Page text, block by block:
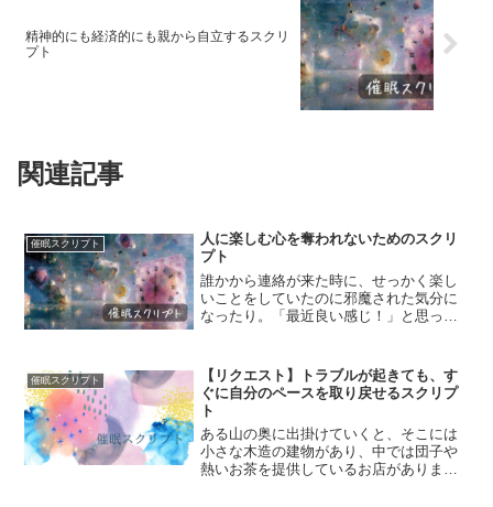
精神的にも経済的にも親から自立するスクリ
プト
関連記事
催眠スクリプト
人に楽しむ心を奪われないためのスクリ
プト
誰かから連絡が来た時に、せっかく楽し
いことをしていたのに邪魔された気分に
なったり。「最近良い感じ！」と思って
なってしまう。そんなこと気にしなかっ
たらいいのにって自分でも...
催眠スクリプト
【リクエスト】トラブルが起きても、す
ぐに自分のペースを取り戻せるスクリプ
ト
ある山の奥に出掛けていくと、そこには
小さな木造の建物があり、中では団子や
熱いお茶を提供しているお店がありまし